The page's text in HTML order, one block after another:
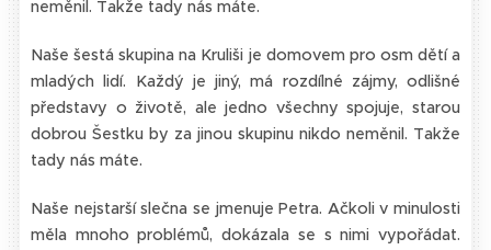
neměnil. Takže tady nás máte.
Naše šestá skupina na Kruliši je domovem pro osm dětí a
mladých lidí. Každý je jiný, má rozdílné zájmy, odlišné
představy o životě, ale jedno všechny spojuje, starou
dobrou Šestku by za jinou skupinu nikdo neměnil. Takže
tady nás máte.
Naše nejstarší slečna se jmenuje Petra. Ačkoli v minulosti
měla mnoho problémů, dokázala se s nimi vypořádat.